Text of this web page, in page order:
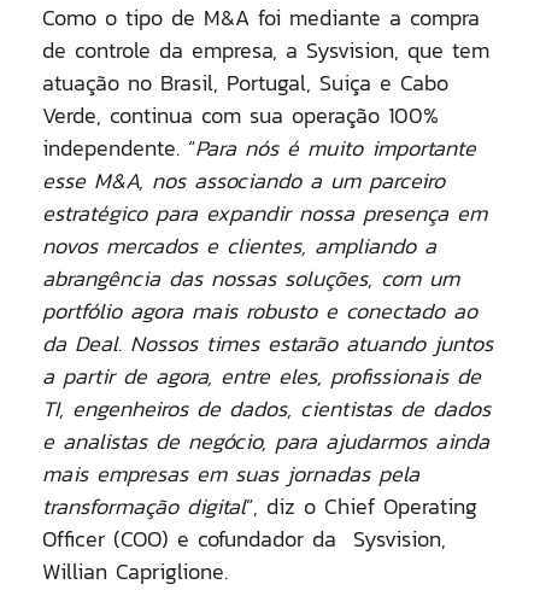
Como o tipo de M&A foi mediante a compra
de controle da empresa, a Sysvision, que tem
atuação no Brasil, Portugal, Suiça e Cabo
Verde, continua com sua operação 100%
independente. “Para nós é muito importante
esse M&A, nos associando a um parceiro
estratégico para expandir nossa presença em
novos mercados e clientes, ampliando a
abrangência das nossas soluções, com um
portfólio agora mais robusto e conectado ao
da Deal. Nossos times estarão atuando juntos
a partir de agora, entre eles, profissionais de
TI, engenheiros de dados, cientistas de dados
e analistas de negócio, para ajudarmos ainda
mais empresas em suas jornadas pela
transformação digital”, diz o Chief Operating
Officer (COO) e cofundador da Sysvision,
Willian Capriglione.